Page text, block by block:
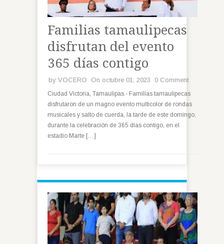
Familias tamaulipecas
disfrutan del evento
365 días contigo
by VOCERO On octubre 01, 2023 0 Comment
Ciudad Victoria, Tamaulipas.- Familias tamaulipecas
disfrutaron de un magno evento multicolor de rondas
musicales y salto de cuerda, la tarde de este domingo,
durante la celebración de 365 días contigo, en el
estadio Marte […]